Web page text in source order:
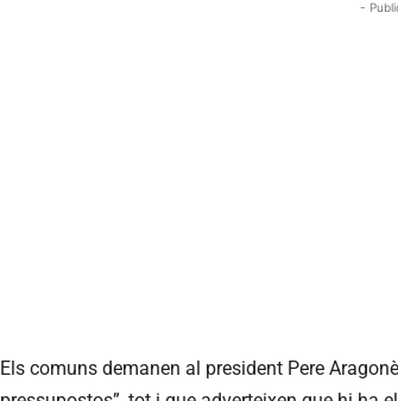
-
Els comuns demanen al president Pere